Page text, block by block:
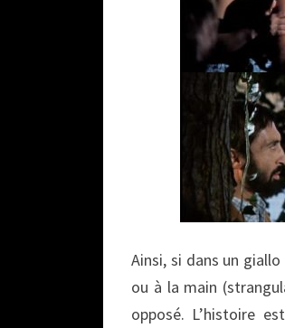
Ainsi, si dans un
ou à la main
opposé. L’histoire